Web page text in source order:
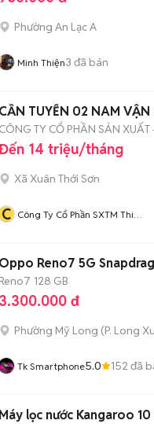
Phường An Lạc A
Minh Thiện3 đã bán
CẦN TUYỂN 02 NAM VẬN
CÔNG TY CỔ PHẦN SẢN XUẤT
14 triệu/tháng
Xã Xuân Thới Sơn
C Công Ty Cổ Phần SXTM Thiết
Oppo Reno7 5G
Reno7 128 GB
3.300.000 đ
Phường Mỹ Long (P. Long
Tk Smartphone5.0 152 đã
Máy lọc nước Kangaroo